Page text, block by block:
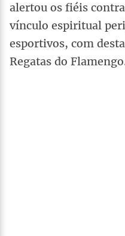
alertou os fiéis
vínculo espiritual
esportivos, com
Regatas do